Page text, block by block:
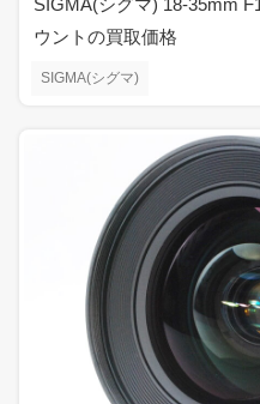
SIGMA(シグマ)
SIGMA(シグマ) 18-35mm
ウントの買取価格